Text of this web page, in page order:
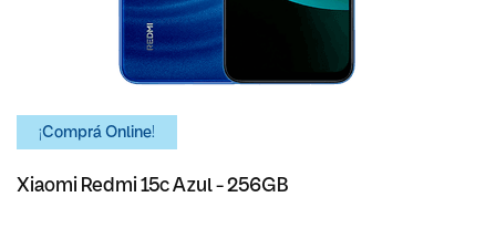
¡Comprá Online!
Xiaomi Redmi 15c Azul - 256GB